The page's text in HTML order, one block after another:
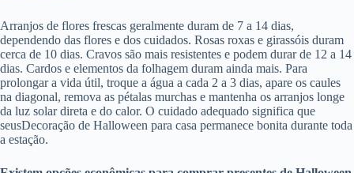
Arranjos de flores frescas geralmente duram de 7 a 14 dias,
dependendo das flores e dos cuidados. Rosas roxas e girassóis duram
cerca de 10 dias. Cravos são mais resistentes e podem durar de 12 a 14
dias. Cardos e elementos da folhagem duram ainda mais. Para
prolongar a vida útil, troque a água a cada 2 a 3 dias, apare os caules
na diagonal, remova as pétalas murchas e mantenha os arranjos longe
da luz solar direta e do calor. O cuidado adequado significa que
seusDecoração de Halloween para casa permanece bonita durante toda
a estação.